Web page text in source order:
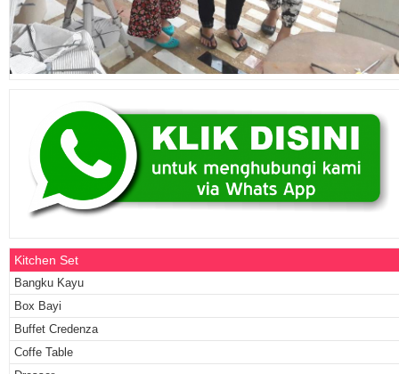
Kitchen Set
Bangku Kayu
Box Bayi
Buffet Credenza
Coffe Table